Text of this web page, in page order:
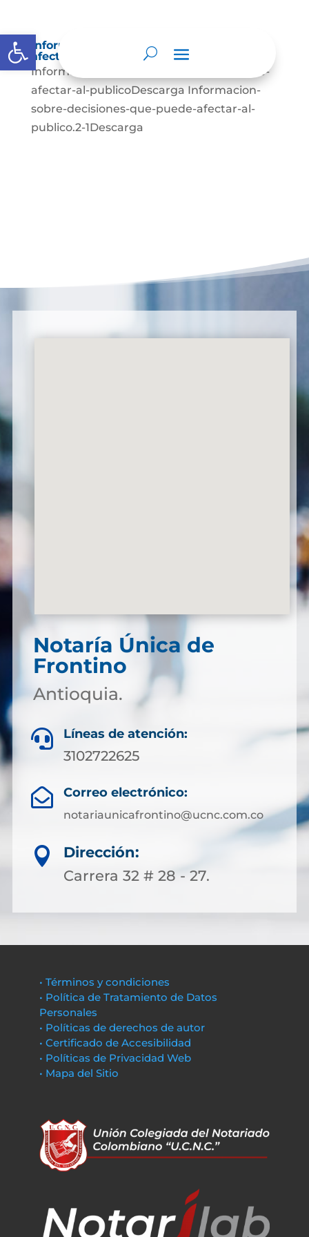
Abrir barra de herramientas
Información sobre decisiones que puede
afectar al público
Informacion-sobre-decisiones-que-puede-
afectar-al-publicoDescarga Informacion-
sobre-decisiones-que-puede-afectar-al-
publico.2-1Descarga
Notaría Única de
Frontino
Antioquia.
 Líneas de atención:
3102722625
 Correo electrónico:
notariaunicafrontino@ucnc.com.co

Dirección:
Carrera 32 # 28 - 27.
• Términos y condiciones
• Política de Tratamiento de Datos
Personales
• Políticas de derechos de autor
• Certificado de Accesibilidad
• Políticas de Privacidad Web
• Mapa del Sitio